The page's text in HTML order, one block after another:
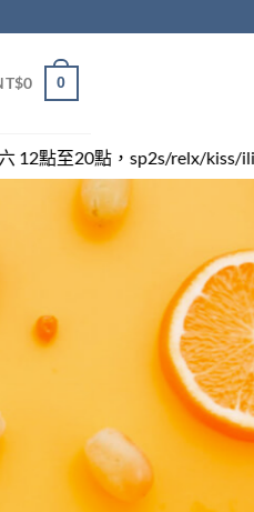
0 0
relx/kiss/ilia/swag各類電子